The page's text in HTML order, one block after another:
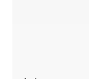
dimensões da
3. Separe as